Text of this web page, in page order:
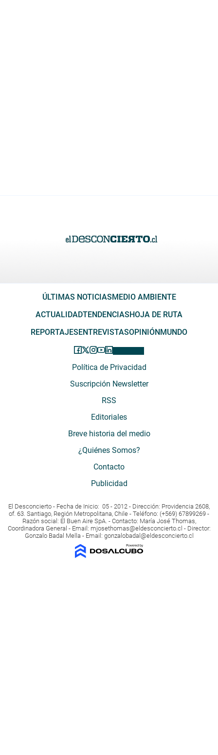
ÚLTIMAS NOTICIASMEDIO AMBIENTE
ACTUALIDADTENDENCIASHOJA DE RUTA
REPORTAJESENTREVISTASOPINIÓNMUNDO
Política de Privacidad
Suscripción Newsletter
RSS
Editoriales
Breve historia del medio
¿Quiénes Somos?
Contacto
Publicidad
El Desconcierto - Fecha de Inicio: 05 - 2012 - Dirección: Providencia 2608,
of. 63. Santiago, Región Metropolitana, Chile - Teléfono: (+569) 67899269 -
Razón social: El Buen Aire SpA. - Contacto: María José Thomas,
Coordinadora General - Email: mjosethomas@eldesconcierto.cl - Director:
Gonzalo Badal Mella - Email: gonzalobadal@eldesconcierto.cl